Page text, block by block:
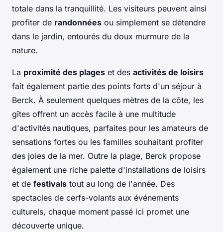
totale dans la tranquillité. Les visiteurs peuvent ainsi
profiter de randonnées ou simplement se détendre
dans le jardin, entourés du doux murmure de la
nature.
La proximité des plages et des activités de loisirs
fait également partie des points forts d'un séjour à
Berck. À seulement quelques mètres de la côte, les
gîtes offrent un accès facile à une multitude
d'activités nautiques, parfaites pour les amateurs de
sensations fortes ou les familles souhaitant profiter
des joies de la mer. Outre la plage, Berck propose
également une riche palette d'installations de loisirs
et de festivals tout au long de l'année. Des
spectacles de cerfs-volants aux événements
culturels, chaque moment passé ici promet une
découverte unique.